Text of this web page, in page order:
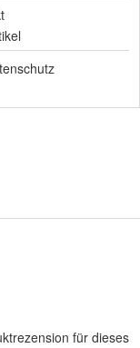
für dieses